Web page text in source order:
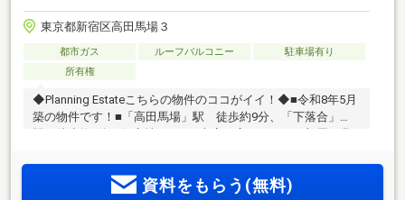
東京都新宿区高田馬場３
都市ガス ルーフバルコニー
駐車場有り
所有権
◆Planning Estateこちらの物件のココがイイ！◆■令和8年5月
築の物件です！■「高田馬場」駅 徒歩約9分、「下落合」
駅 徒歩約7分の好立地■3LDK+車庫で広々としたお部屋と豊
バルコニーは眺望良好♪ ■追い焚き機能や浴室乾燥機など設
備充実！■近隣にスーパー・コンビニ・商業施設あり！■LDK
資料をもらう(無料)